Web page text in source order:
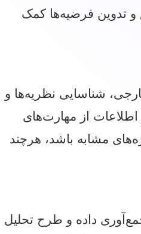
تدوین فرضیه‌ها کمک
شناسایی نظریه‌ها و
از مهارت‌های
مشابه باشد، هرچند
داده و طرح تحلیل